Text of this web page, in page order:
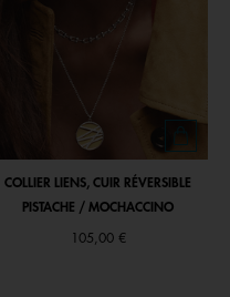
COLLIER LIENS, CUIR RÉVERSIBLE
PISTACHE / MOCHACCINO
105,00 €